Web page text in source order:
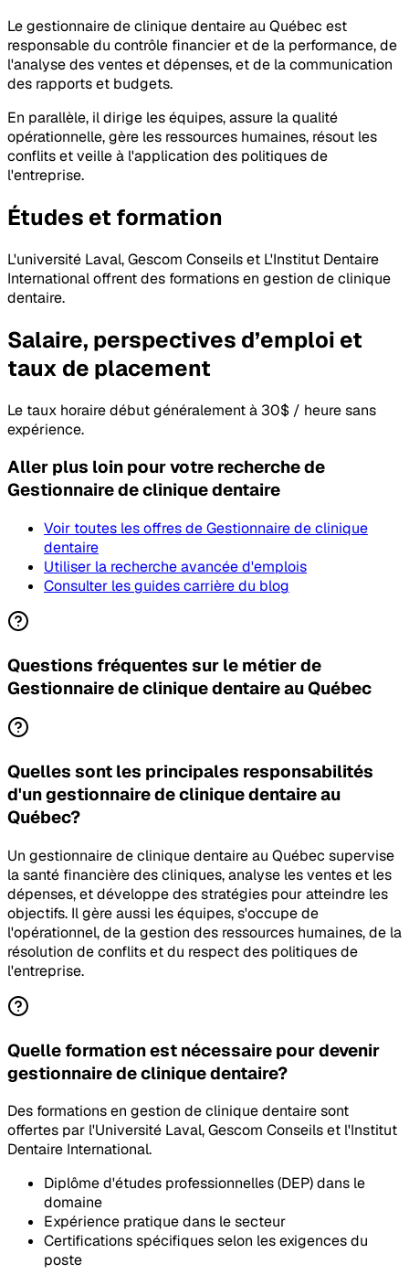
Le gestionnaire de clinique dentaire au Québec est
responsable du contrôle financier et de la performance, de
l'analyse des ventes et dépenses, et de la communication
des rapports et budgets.
En parallèle, il dirige les équipes, assure la qualité
opérationnelle, gère les ressources humaines, résout les
conflits et veille à l'application des politiques de
l'entreprise.
Études et formation
L'université Laval, Gescom Conseils et L'Institut Dentaire
International offrent des formations en gestion de clinique
dentaire.
Salaire, perspectives d’emploi et
taux de placement
Le taux horaire début généralement à 30$ / heure sans
expérience.
Aller plus loin pour votre recherchede
Gestionnaire de clinique dentaire
Voir toutes les offresde Gestionnaire de clinique
dentaire
Utiliser la recherche avancée d'emplois
Consulter les guides carrière du blog
Questions fréquentes sur le métier de
Gestionnaire de clinique dentaire au Québec
Quelles sont les principales responsabilités
d'un gestionnaire de clinique dentaire au
Québec?
Un gestionnaire de clinique dentaire au Québec supervise
la santé financière des cliniques, analyse les ventes et les
dépenses, et développe des stratégies pour atteindre les
objectifs. Il gère aussi les équipes, s'occupe de
l'opérationnel, de la gestion des ressources humaines, de la
résolution de conflits et du respect des politiques de
l'entreprise.
Quelle formation est nécessaire pour devenir
gestionnaire de clinique dentaire?
Des formations en gestion de clinique dentaire sont
offertes par l'Université Laval, Gescom Conseils et l'Institut
Dentaire International.
Diplôme d'études professionnelles (DEP) dans le
domaine
Expérience pratique dans le secteur
Certifications spécifiques selon les exigences du
poste